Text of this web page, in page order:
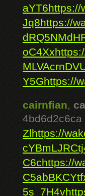
aYT6https://
Jq8https://
oC4Xx
Y5Ghttps://
cairnfian,
4bd6d2c6ca
Zlhttps://
C6chttps://
5s_7H4v